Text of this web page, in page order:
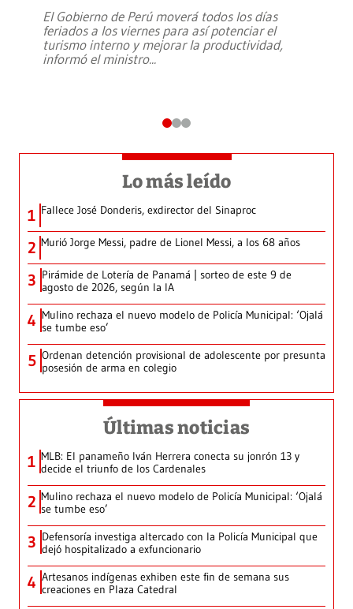
El Gobierno de Perú moverá todos los días
feriados a los viernes para así potenciar el
turismo interno y mejorar la productividad,
informó el ministro...
Lo más leído
1 Fallece José Donderis, exdirector del Sinaproc
2 Murió Jorge Messi, padre de Lionel Messi, a los 68 años
3 Pirámide de Lotería de Panamá | sorteo de este 9 de
agosto de 2026, según la IA
4 Mulino rechaza el nuevo modelo de Policía Municipal: ‘Ojalá
se tumbe eso’
5 Ordenan detención provisional de adolescente por presunta
posesión de arma en colegio
Últimas noticias
1 MLB: El panameño Iván Herrera conecta su jonrón 13 y
decide el triunfo de los Cardenales
2 Mulino rechaza el nuevo modelo de Policía Municipal: ‘Ojalá
se tumbe eso’
3 Defensoría investiga altercado con la Policía Municipal que
dejó hospitalizado a exfuncionario
4 Artesanos indígenas exhiben este fin de semana sus
creaciones en Plaza Catedral